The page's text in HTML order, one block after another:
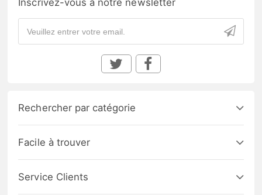
Rechercher par catégorie
Facile à trouver
Service Clients